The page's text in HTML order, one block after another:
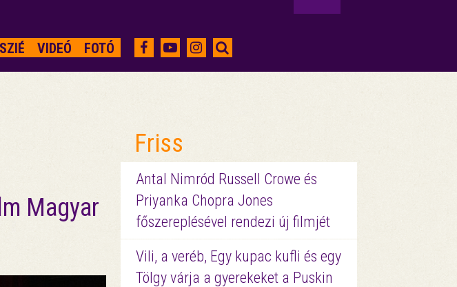
VIDEÓ FOTÓ
Magyar
Friss
Antal Nimród Russell Crowe és
Priyanka Chopra Jones
főszereplésével rendezi új filmjét
Vili, a veréb, Egy kupac kufli és egy
Tölgy várja a gyerekeket a Puskin